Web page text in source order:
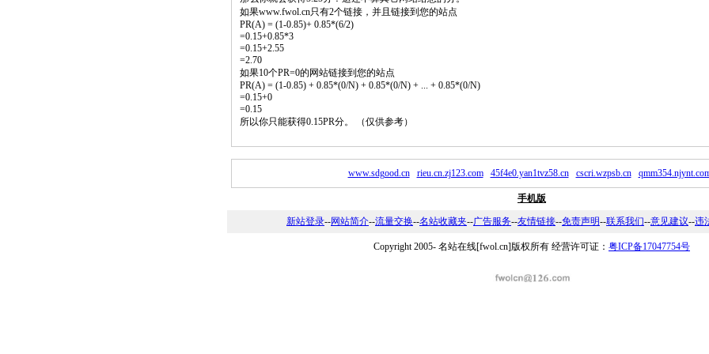
如果www.fwol.cn只有2个链接，并且链接到您的站点
PR(A) = (1-0.85)+ 0.85*(6/2)
=0.15+0.85*3
=0.15+2.55
=2.70
如果10个PR=0的网站链接到您的站点
PR(A) = (1-0.85) + 0.85*(0/N) + 0.85*(0/N) + ... + 0.85*(0/N)
=0.15+0
=0.15
所以你只能获得0.15PR分。 （仅供参考）
www.sdgood.cn rieu.cn.zj123.com 45f4e0.yan1tvz58.cn cscri.wzpsb.cn
手机版
新站登录--网站简介--流量交换--名站收藏夹--广告服务--友情链接--免责声明--联系我们--意见建议--违
Copyright 2005- 名站在线[fwol.cn]版权所有 经营许可证： 粤ICP备17047754号